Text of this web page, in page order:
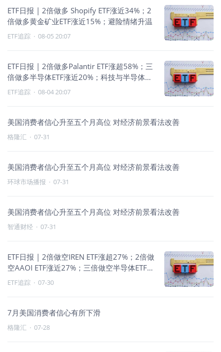
ETF日报 | 2倍做多 Shopify ETF涨近34%；2
倍做多黄金矿业ETF涨近15%；避险情绪升温
ETF追踪 · 08-05 20:07
ETF日报 | 2倍做多Palantir ETF涨超58%；三
倍做多半导体ETF涨近20%；科技与半导体杠
杆领涨
ETF追踪 · 08-04 20:07
美国消费者信心升至五个月高位 对经济前景看法改善
格隆汇 · 07-31
美国消费者信心升至五个月高位 对经济前景看法改善
环球市场播报 · 07-31
美国消费者信心升至五个月高位 对经济前景看法改善
智通财经 · 07-31
ETF日报 | 2倍做空IREN ETF涨超27%；2倍做
空AAOI ETF涨近27%；三倍做空半导体ETF涨
超16%；科技做空与原油走强
ETF追踪 · 07-30
7月美国消费者信心有所下滑
格隆汇 · 07-28